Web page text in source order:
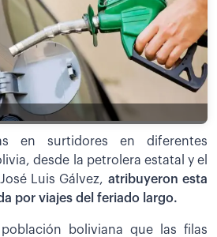
en surtidores en diferentes
desde la petrolera estatal y el
Luis Gálvez, atribuyeron esta
por viajes del feriado largo.
boliviana que las filas